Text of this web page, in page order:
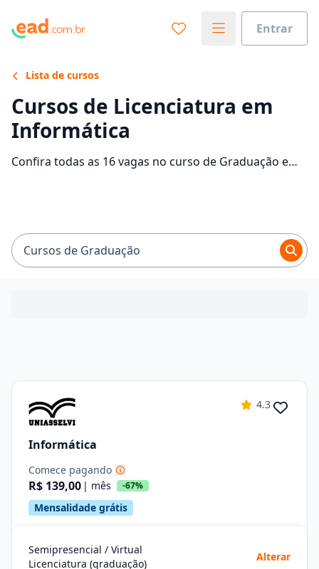
Entrar
Lista de cursos
Cursos de Licenciatura em
Informática
Confira todas as 16 vagas no curso de Graduação em
mensalidades.
Cursos de Graduação
4.3
Informática
Comece pagando
R$ 139,00 | mês -67%
Mensalidade grátis
Semipresencial / Virtual
Licenciatura (graduação)
Alterar